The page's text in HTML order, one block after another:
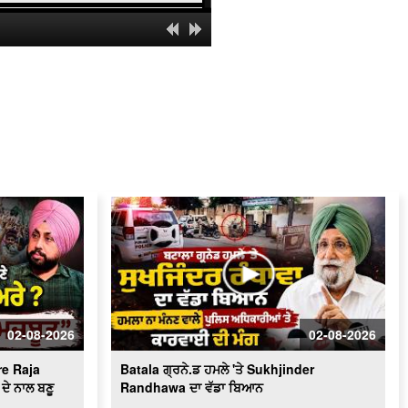
ਪੁਲਿਸ ਤੇ ਬਦਮਾਸ਼ ਹੋਏ ਆਹਮੋ-ਸਾਹਮਣੇ, ਦੇਖੋ
ਮੌਕੇ 'ਤੇ ਕੀ ਬਣੇ ਹਾਲਾਤ
LIVE : Gurdwara Bangla Sahib Delhi
ਤੋਂ Gurbani Kirtan ਦਾ ਸਿੱਧਾ ਪ੍ਰਸਾਰਣ
Cabinet Minister Mohinder Bhagat
Addresses Media | ਅਹਿਮ ਮੁੱਦਿਆਂ ’ਤੇ
ਪ੍ਰੈਸ ਕਾਨਫ਼ਰੰਸ
Congress ਦਾ ਮੁੱਕੇਗਾ ਕਾਟੋ ਕਲੇਸ਼ ?
Fatehgarh Sahib ’ਚ ਇਕੱਠੇ ਹੋਏ ਕਾਂਗਰਸੀ
LIVE
Hockey Team to Wear Saffron Jersey
02-08-2026
Raja
ਨਾਲ ਬਣੂ
02-08-2026
Batala ਗ੍ਰਨੇ.ਡ ਹਮਲੇ 'ਤੇ Sukhjinder
Randhawa ਦਾ ਵੱਡਾ ਬਿਆਨ